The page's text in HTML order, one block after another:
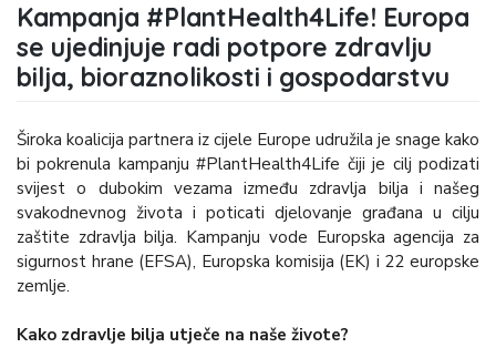
Kampanja #PlantHealth4Life! Europa
se ujedinjuje radi potpore zdravlju
bilja, bioraznolikosti i gospodarstvu
Široka koalicija partnera iz cijele Europe udružila je snage kako
bi pokrenula kampanju #PlantHealth4Life čiji je cilj podizati
svijest o dubokim vezama između zdravlja bilja i našeg
svakodnevnog života i poticati djelovanje građana u cilju
zaštite zdravlja bilja. Kampanju vode Europska agencija za
sigurnost hrane (EFSA), Europska komisija (EK) i 22 europske
zemlje.
Kako zdravlje bilja utječe na naše živote?